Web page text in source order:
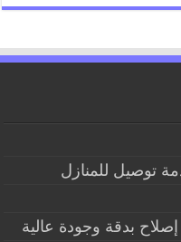
توصيل للمنازل
بدقة وجودة عالية